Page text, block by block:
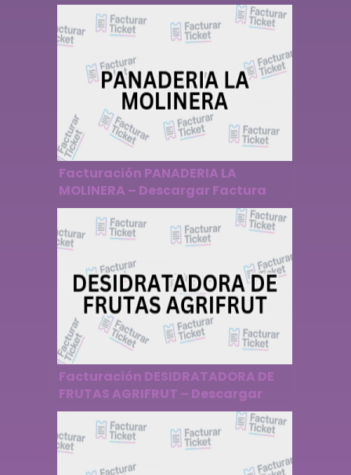
Facturación PANADERIA LA
MOLINERA – Descargar Factura
Facturación DESIDRATADORA DE
FRUTAS AGRIFRUT – Descargar
Factura